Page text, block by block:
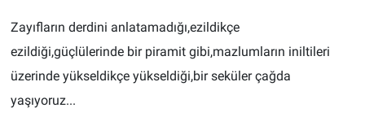
Zayıfların derdini anlatamadığı,ezildikçe
ezildiği,güçlülerinde bir piramit gibi,mazlumların iniltileri
üzerinde yükseldikçe yükseldiği,bir seküler çağda
yaşıyoruz...